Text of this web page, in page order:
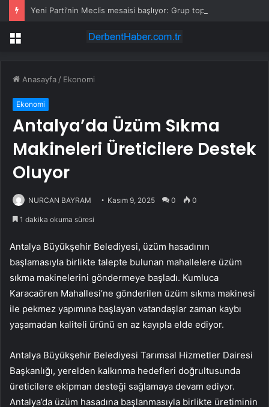
Menü
Anasayfa / Ekonomi
Ekonomi
Antalya’da Üzüm Sıkma
Makineleri Üreticilere Destek
Oluyor
NURCAN BAYRAM Kasım 9, 2025 0 0
1 dakika okuma süresi
Antalya Büyükşehir Belediyesi, üzüm hasadının
başlamasıyla birlikte talepte bulunan mahallelere üzüm
sıkma makinelerini göndermeye başladı. Kumluca
Karacaören Mahallesi’ne gönderilen üzüm sıkma makinesi
ile pekmez yapımına başlayan vatandaşlar zaman kaybı
yaşamadan kaliteli ürünü en az kayıpla elde ediyor.
Antalya Büyükşehir Belediyesi Tarımsal Hizmetler Dairesi
Başkanlığı, yerelden kalkınma hedefleri doğrultusunda
üreticilere ekipman desteği sağlamaya devam ediyor.
Antalya’da üzüm hasadına başlanmasıyla birlikte üretiminin